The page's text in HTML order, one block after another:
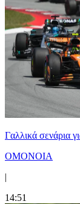
Γαλλικά σενάρια
ΟΜΟΝΟΙΑ
|
14:51